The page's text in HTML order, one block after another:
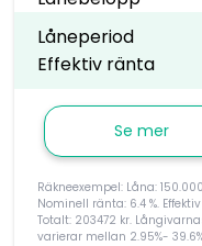
Låneperiod
Effektiv ränta
Se mer
Räkneexempel: Låna:
Nominell ränta: 6.4 %.
Totalt: 203472 kr.
varierar mellan 2.95%-